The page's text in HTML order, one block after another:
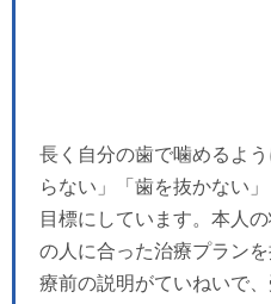
長く自分の歯で噛めるよ
らない」「歯を抜かない
目標にしています。本人
の人に合った治療プラン
療前の説明がていねいで